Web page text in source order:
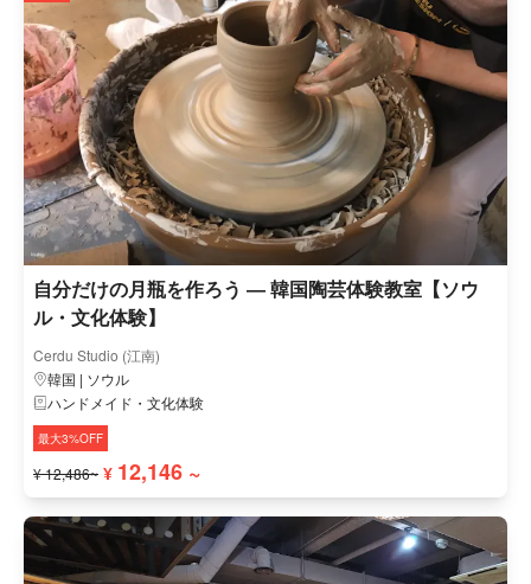
自分だけの月瓶を作ろう ― 韓国陶芸体験教室【ソウ
ル・文化体験】
Cerdu Studio (江南)
韓国 | ソウル
ハンドメイド・文化体験
最大3%OFF
¥ 12,486~ ¥ 12,146 ~